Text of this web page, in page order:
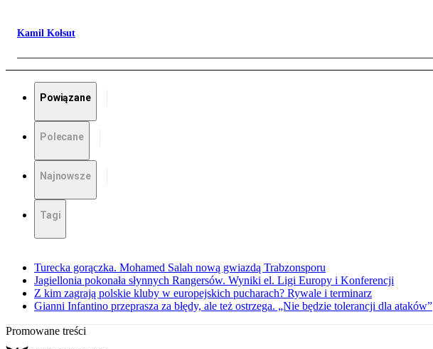
Kamil Kołsut
Powiązane
Polecane
Najnowsze
Tagi
Turecka gorączka. Mohamed Salah nową gwiazdą Trabzonsporu
Jagiellonia pokonała słynnych Rangersów. Wyniki el. Ligi Europy i Konferencji
Z kim zagrają polskie kluby w europejskich pucharach? Rywale i terminarz
Gianni Infantino przeprasza za błędy, ale też ostrzega. „Nie będzie tolerancji dla ataków”
Promowane treści